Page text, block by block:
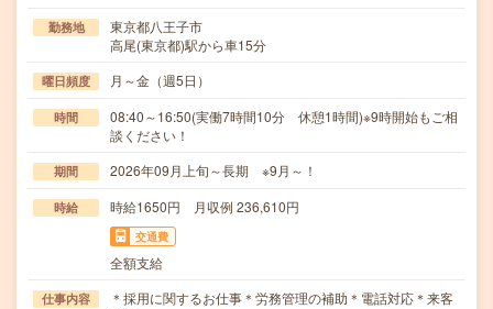
勤務地
東京都八王子市
高尾(東京都)駅から車15分
曜日頻度 月～金（週5日）
時間
08:40～16:50(実働7時間10分 休憩1時間)※9時開始もご相
談ください！
期間 2026年09月上旬～長期 ※9月～！
時給 時給1650円 月収例 236,610円
交通費
全額支給
仕事内容
＊採用に関するお仕事＊労務管理の補助＊電話対応＊来客